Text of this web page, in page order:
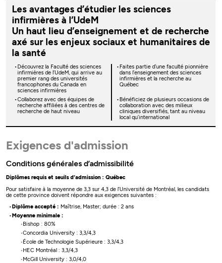
Les avantages d’étudier les sciences
infirmières à l’UdeM
Un haut lieu d’enseignement et de recherche
axé sur les enjeux sociaux et humanitaires de
la santé
Découvrez la Faculté des sciences
infirmières de l’UdeM, qui arrive au
premier rang des universités
francophones du Canada en
sciences infirmières
Faites partie d’une faculté pionnière
dans l’enseignement des sciences
infirmières et la recherche au
Québec
Collaborez avec des équipes de
recherche affiliées à des centres de
recherche de haut niveau
Bénéficiez de plusieurs occasions de
collaboration avec des milieux
cliniques diversifiés, tant au niveau
local qu’international
Exigences d'admission
Conditions générales d’admissibilité
Diplômes requis et seuils d’admission : Québec
Pour satisfaire à la moyenne de 3,3 sur 4,3 de l’Université de Montréal, les candidats
de cette province doivent répondre aux exigences suivantes :
Diplôme accepté : Maîtrise, Master; durée : 2 ans
Moyenne minimale :
Bishop : 80%
Concordia University : 3,3/4,3
École de Technologie Supérieure : 3,3/4,3
HEC Montréal : 3,3/4,3
McGill University : 3,0/4,0